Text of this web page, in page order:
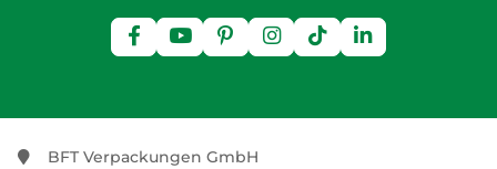
BFT Verpackungen GmbH